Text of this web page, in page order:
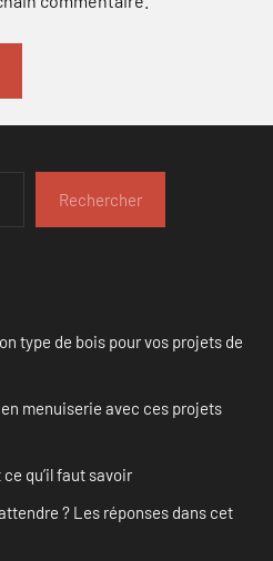
Rechercher
type de bois pour vos projets de
menuiserie avec ces projets
qu’il faut savoir
? Les réponses dans cet